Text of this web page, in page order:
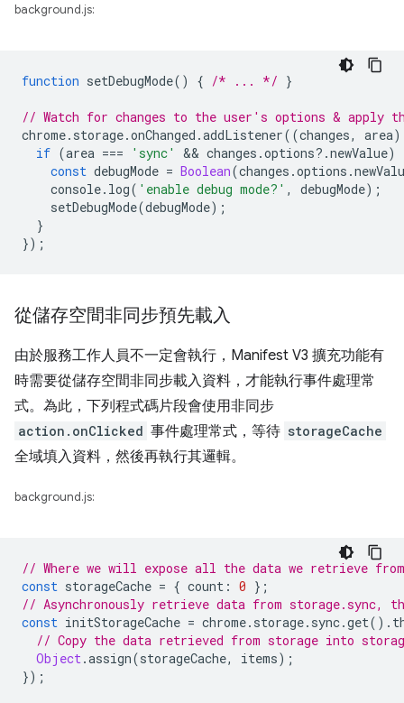
background.js:
function setDebugMode() { /* ... */ }
// Watch for changes to the user's options & apply
chrome. storage.onChanged .addListener((changes, area)
if (area === 'sync' && changes .options? .newValue)
const debugMode = Boolean(changes .options .
console. log( 'enable debug mode?' , debugMode);
setDebugMode(debugMode);
}
});
從儲存空間非同步預先載入
由於服務工作人員不一定會執行，Manifest V3 擴充功能有
時需要從儲存空間非同步載入資料，才能執行事件處理常
式。為此，下列程式碼片段會使用非同步
action.onClicked 事件處理常式，等待 storageCache
全域填入資料，然後再執行其邏輯。
background.js:
// Where we will expose all the data we retrieve
const storageCache = { count : 0 };
// Asynchronously retrieve data from storage.sync,
const initStorageCache = chrome. storage. sync.get().
// Copy the data retrieved from storage into
Object.assign(storageCache, items);
});